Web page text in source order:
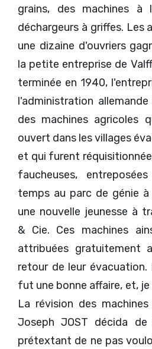
grains, des machines à
déchargeurs à griffes. Les
une dizaine d'ouvriers
la petite entreprise de
terminée en 1940,
l'administration
des machines agricoles
ouvert dans les villages
et qui furent
faucheuses,
temps au parc de génie à
une nouvelle jeunesse à
& Cie. Ces machines
attribuées gratuitement
retour de leur évacuation.
fut une bonne affaire, et,
La révision des
Joseph JOST décida
prétextant de ne pas